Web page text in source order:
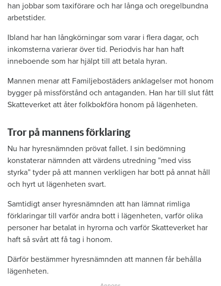
han jobbar som taxiförare och har långa och oregelbundna
arbetstider.
Ibland har han långkörningar som varar i flera dagar, och
inkomsterna varierar över tid. Periodvis har han haft
inneboende som har hjälpt till att betala hyran.
Mannen menar att Familjebostäders anklagelser mot honom
bygger på missförstånd och antaganden. Han har till slut fått
Skatteverket att åter folkbokföra honom på lägenheten.
Tror på mannens förklaring
Nu har hyresnämnden prövat fallet. I sin bedömning
konstaterar nämnden att värdens utredning ”med viss
styrka” tyder på att mannen verkligen har bott på annat håll
och hyrt ut lägenheten svart.
Samtidigt anser hyresnämnden att han lämnat rimliga
förklaringar till varför andra bott i lägenheten, varför olika
personer har betalat in hyrorna och varför Skatteverket har
haft så svårt att få tag i honom.
Därför bestämmer hyresnämnden att mannen får behålla
lägenheten.